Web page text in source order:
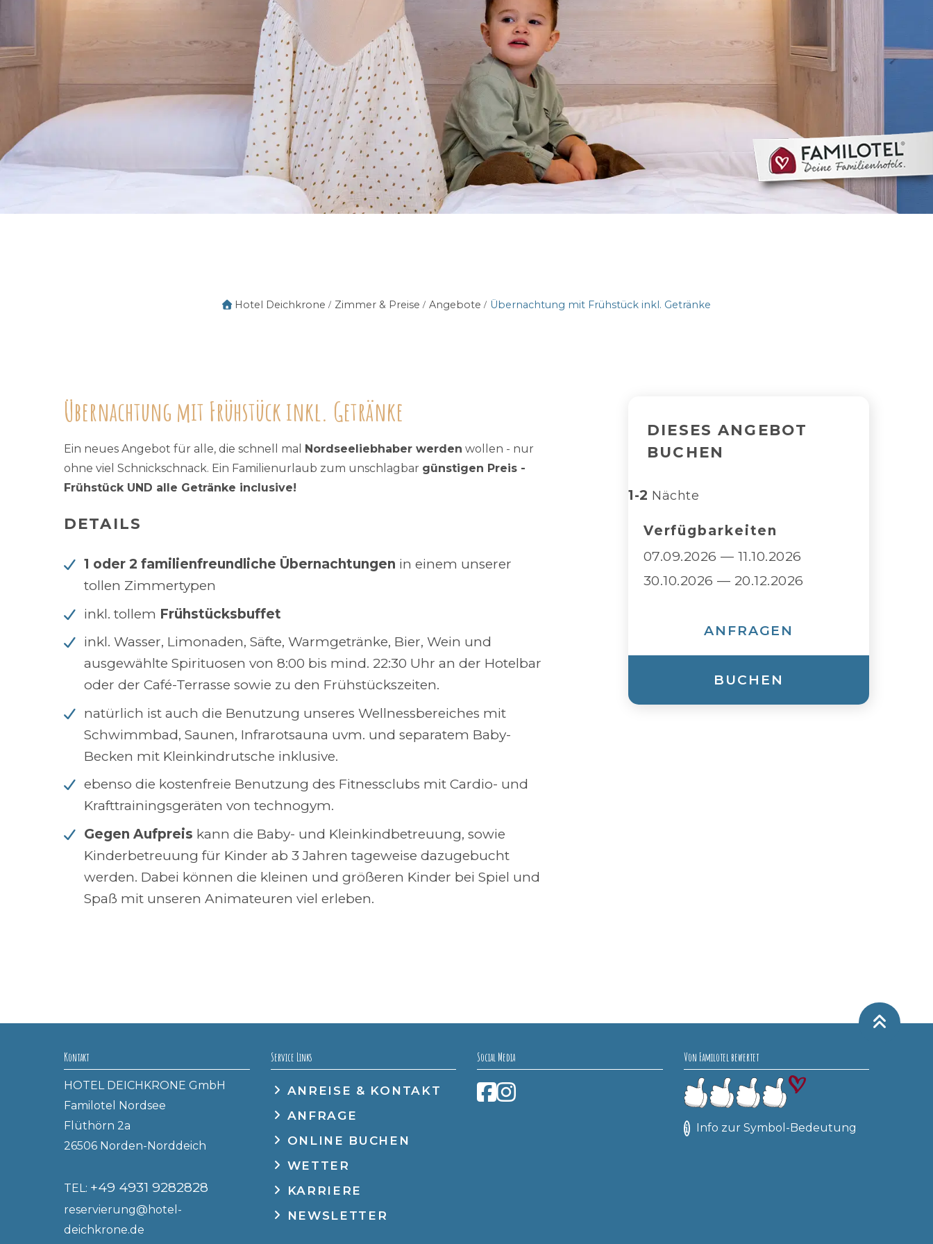
Hotel Deichkrone Zimmer & Preise Angebote Übernachtung mit Frühstück inkl. Getränke
Übernachtung mit Frühstück inkl. Getränke
Ein neues Angebot für alle, die schnell mal Nordseeliebhaber werden wollen - nur
ohne viel Schnickschnack. Ein Familienurlaub zum unschlagbar günstigen Preis -
Frühstück UND alle Getränke inclusive!
DETAILS
1 oder 2 familienfreundliche Übernachtungen in einem unserer
tollen Zimmertypen
inkl. tollem Frühstücksbuffet
inkl. Wasser, Limonaden, Säfte, Warmgetränke, Bier, Wein und
ausgewählte Spirituosen von 8:00 bis mind. 22:30 Uhr an der Hotelbar
oder der Café-Terrasse sowie zu den Frühstückszeiten.
natürlich ist auch die Benutzung unseres Wellnessbereiches mit
Schwimmbad, Saunen, Infrarotsauna uvm. und separatem Baby-
Becken mit Kleinkindrutsche inklusive.
ebenso die kostenfreie Benutzung des Fitnessclubs mit Cardio- und
Krafttrainingsgeräten von technogym.
Gegen Aufpreis kann die Baby- und Kleinkindbetreuung, sowie
Kinderbetreuung für Kinder ab 3 Jahren tageweise dazugebucht
werden. Dabei können die kleinen und größeren Kinder bei Spiel und
Spaß mit unseren Animateuren viel erleben.
DIESES ANGEBOT
BUCHEN
1-2 Nächte
Verfügbarkeiten
07.09.2026 — 11.10.2026
30.10.2026 — 20.12.2026
ANFRAGEN
BUCHEN
Kontakt
HOTEL DEICHKRONE GmbH
Familotel Nordsee
Flüthörn 2a
26506 Norden-Norddeich
TEL: +49 4931 9282828
reservierung@hotel-
deichkrone.de
Service Links
ANREISE & KONTAKT
ANFRAGE
ONLINE BUCHEN
WETTER
KARRIERE
NEWSLETTER
Social Media Von Familotel bewertet
Info zur Symbol-Bedeutung